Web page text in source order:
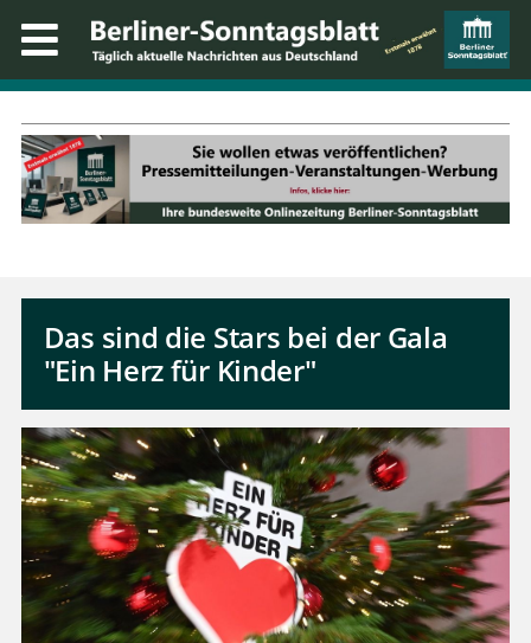
Das sind die Stars bei der Gala
"Ein Herz für Kinder"